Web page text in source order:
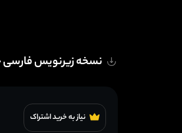
نسخه زیرنویس
نیاز به خرید اشتراک